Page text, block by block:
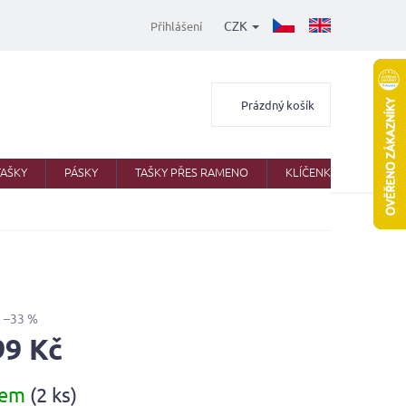
CZK
Přihlášení
Nákupní
Prázdný košík
PÁSKY TAŠKY PŘES RAMENO KLÍČENKY
–33 %
Kč
(2 ks)